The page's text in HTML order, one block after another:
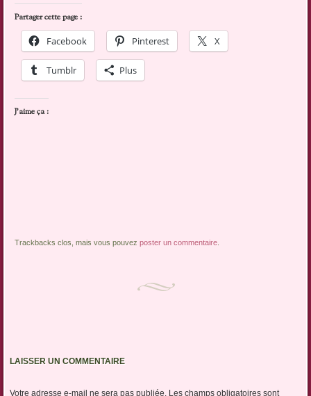
Partager cette page :
Facebook
Pinterest X
Tumblr Plus
J’aime ça :
Trackbacks clos, mais vous pouvezposter un commentaire
LAISSER UN COMMENTAIRE
Votre adresse e-mail ne sera pas publiée. Les champs obligatoires sont